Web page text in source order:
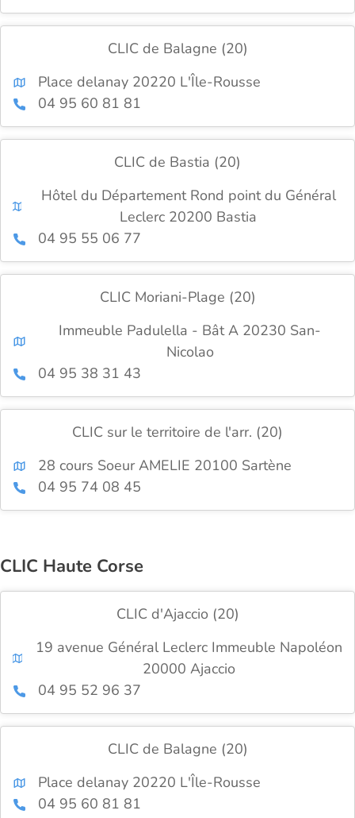
CLIC de Balagne (20)
Place delanay 20220 L'Île-Rousse
04 95 60 81 81
CLIC de Bastia (20)
Hôtel du Département Rond point du Général
Leclerc 20200 Bastia
04 95 55 06 77
CLIC Moriani-Plage (20)
Immeuble Padulella - Bât A 20230 San-
Nicolao
04 95 38 31 43
CLIC sur le territoire de l'arr. (20)
28 cours Soeur AMELIE 20100 Sartène
04 95 74 08 45
CLIC Haute Corse
CLIC d'Ajaccio (20)
19 avenue Général Leclerc Immeuble Napoléon
20000 Ajaccio
04 95 52 96 37
CLIC de Balagne (20)
Place delanay 20220 L'Île-Rousse
04 95 60 81 81